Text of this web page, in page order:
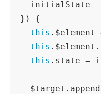
  initialState
}) {
this .$element
this
this .state =